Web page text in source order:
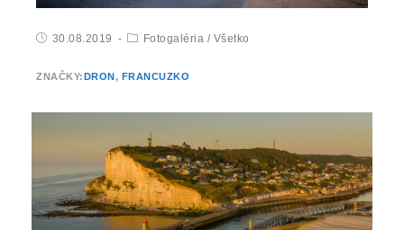
30.08.2019 Fotogaléria / Všetko
ZNAČKY:DRON, FRANCUZKO